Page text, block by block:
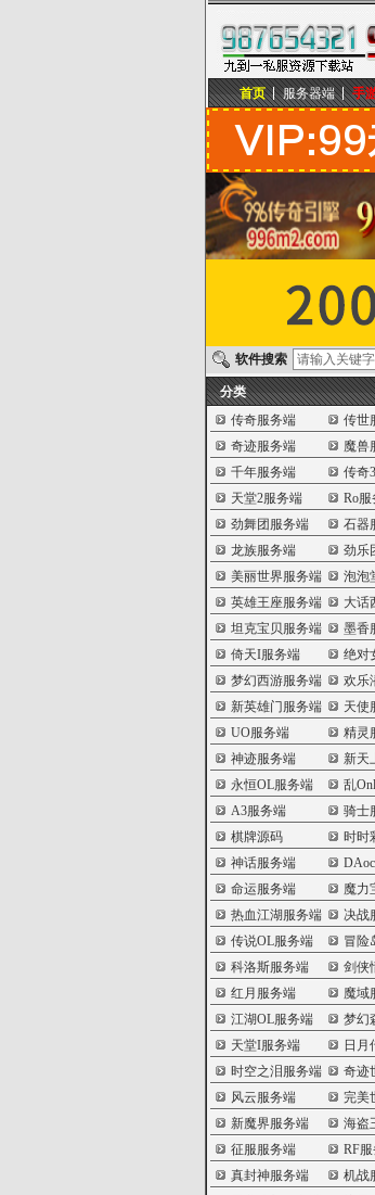
九到一私服资源下载站
首页 服务器端 手
软件搜索
分类
传奇服务端
传世
奇迹服务端
魔兽
千年服务端
传奇
天堂2服务端
Ro服
劲舞团服务端
石器
龙族服务端
劲乐
美丽世界服务端
泡泡
英雄王座服务端
大话
坦克宝贝服务端
墨香
倚天I服务端
绝对
梦幻西游服务端
欢乐
新英雄门服务端
天使
UO服务端
精灵
神迹服务端
新天
永恒OL服务端
乱
A3服务端
骑士
棋牌源码
时时
神话服务端
命运服务端
魔力
热血江湖服务端
决战
传说OL服务端
冒险
科洛斯服务端
剑侠
红月服务端
魔域
江湖OL服务端
梦幻
天堂I服务端
日月
时空之泪服务端
奇迹
风云服务端
完美
新魔界服务端
海盗
征服服务端
RF
真封神服务端
机战